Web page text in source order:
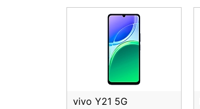
vivo Y21 5G